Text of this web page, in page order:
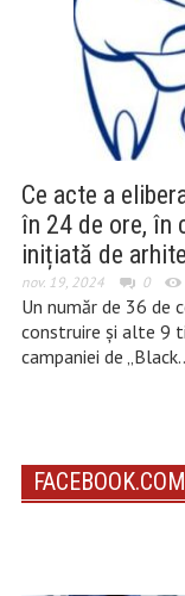
Ce acte a
în 24 de ore, în
inițiată de
nov. 19, 2024 0
Un număr de 36 de
construire și alte 9
campaniei de